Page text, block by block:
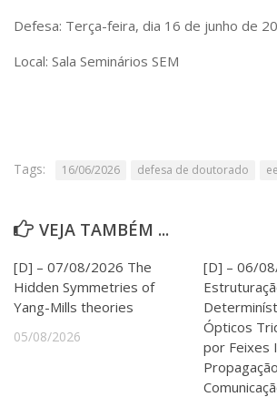
Bibliotecas
Apoio ao Estudante
Assessorias e Mídias
Agenda de Eventos
Defesa de Teses
Defesa: Terça-feira, dia 16 de junho de
Local: Sala Seminários SEM
Tags: 16/06/2026 defesa de doutorado
VEJA TAMBÉM ...
[D] – 07/08/2026 The
Hidden Symmetries of
Yang-Mills theories
05/08/2026
[D] – 06/
Ópticos
por Feixes